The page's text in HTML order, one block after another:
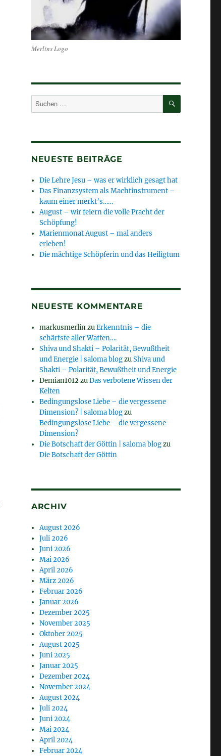
Merlins Logo
Suchen
nach:
SUCHEN
NEUESTE BEITRÄGE
Die Lehre Jesu – was er wirklich gesagt hat
Das Finanzsystem als Machtinstrument –
kaum einer merkt’s……
August – wir feiern die volle Pracht der
Schöpfung!
Marienmonat August – mal anders
erleben!
Die mächtige Schöpferin und das Heiligtum
NEUESTE KOMMENTARE
markusmerlinzuErkenntnis – die
schärfste aller Waffen….
Shiva und Shakti – Polarität, Bewußtheit
und Energie | saloma blogzuShiva und
Shakti – Polarität, Bewußtheit und Energie
Demian1012zuDas verbotene Wissen der
Kelten
Bedingungslose Liebe – die vergessene
Dimension? | saloma blogzu
Bedingungslose Liebe – die vergessene
Dimension?
Die Botschaft der Göttin | saloma blogzu
Die Botschaft der Göttin
ARCHIV
August 2026
Juli 2026
Juni 2026
Mai 2026
April 2026
März 2026
Februar 2026
Januar 2026
Dezember 2025
November 2025
Oktober 2025
August 2025
Juni 2025
Januar 2025
Dezember 2024
November 2024
August 2024
Juli 2024
Juni 2024
Mai 2024
April 2024
Februar 2024